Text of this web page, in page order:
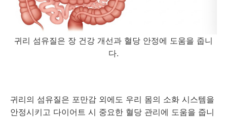
귀리 섬유질은 장 건강 개선과 혈당 안정에 도움을 줍니
다.
귀리의 섬유질은 포만감 외에도 우리 몸의 소화 시스템을
안정시키고 다이어트 시 중요한 혈당 관리에 도움을 줍니